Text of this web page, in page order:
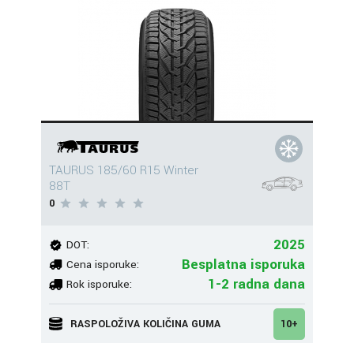
TAURUS 185/60 R15 Winter
88T
0
DOT: 2025
Cena isporuke: Besplatna isporuka
Rok isporuke: 1-2 radna dana
RASPOLOŽIVA KOLIČINA GUMA 10+